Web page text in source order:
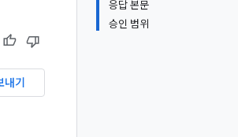
응답 본문
승인 범위
내기